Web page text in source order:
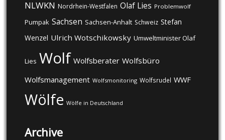
NLWKN Nordrhein-Westfalen Olaf Lies Problemwolf
Pumpak Sachsen Sachsen-Anhalt Schweiz Stefan
Wenzel Ulrich Wotschikowsky Umweltminister Olaf
Lies Wolf Wolfsberater Wolfsbüro
Wolfsmanagement Wolfsmonitoring Wolfsrudel WWF
Wölfe Wölfe in Deutschland
Archive